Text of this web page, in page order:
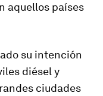
aquellos países
su intención
diésel y
ciudades